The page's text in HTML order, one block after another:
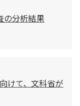
の分析結果
けて、文科省が